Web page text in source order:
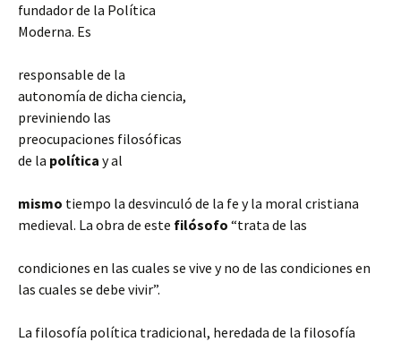
fundador de la Política
Moderna. Es
responsable de la
autonomía de dicha ciencia,
previniendo las
preocupaciones filosóficas
de la política y al
mismo tiempo la desvinculó de la fe y la moral cristiana
medieval. La obra de este filósofo “trata de las
condiciones en las cuales se vive y no de las condiciones en
las cuales se debe vivir”.
La filosofía política tradicional, heredada de la filosofía